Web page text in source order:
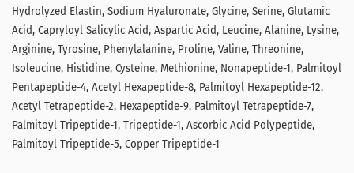
Hydrolyzed Elastin, Sodium Hyaluronate, Glycine, Serine, Glutamic
Acid, Capryloyl Salicylic Acid, Aspartic Acid, Leucine, Alanine, Lysine,
Arginine, Tyrosine, Phenylalanine, Proline, Valine, Threonine,
Isoleucine, Histidine, Cysteine, Methionine, Nonapeptide-1, Palmitoyl
Pentapeptide-4, Acetyl Hexapeptide-8, Palmitoyl Hexapeptide-12,
Acetyl Tetrapeptide-2, Hexapeptide-9, Palmitoyl Tetrapeptide-7,
Palmitoyl Tripeptide-1, Tripeptide-1, Ascorbic Acid Polypeptide,
Palmitoyl Tripeptide-5, Copper Tripeptide-1